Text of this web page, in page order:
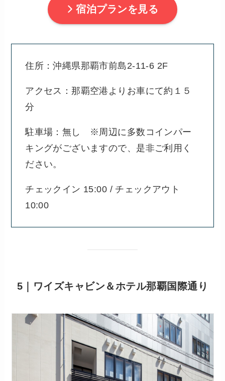
宿泊プランを見る
住所：沖縄県那覇市前島2-11-6 2F
アクセス：那覇空港よりお車にて約１５
分
駐車場：無し ※周辺に多数コインパー
キングがございますので、是非ご利用く
ださい。
チェックイン 15:00 / チェックアウト
10:00
5｜ワイズキャビン＆ホテル那覇国際通り